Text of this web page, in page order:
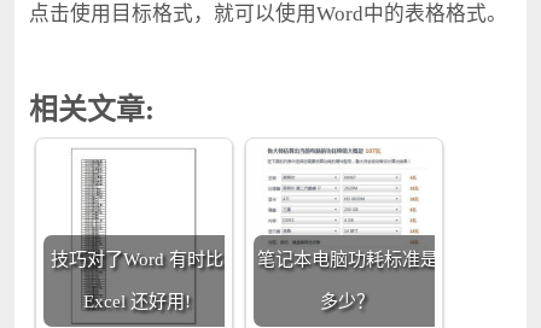
点击使用目标格式，就可以使用Word中的表格格式。
相关文章:
技巧对了Word 有时比
Excel 还好用!
笔记本电脑功耗标准是
多少？